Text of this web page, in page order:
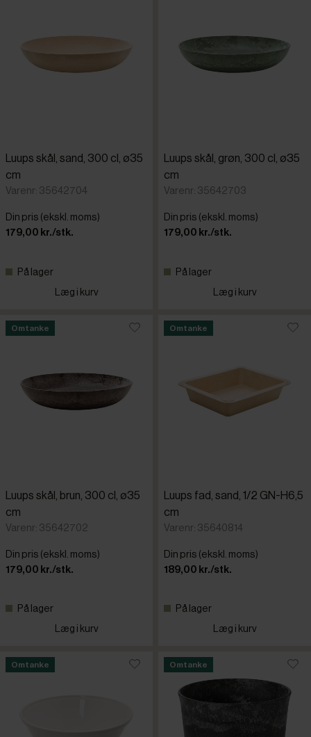
Luups skål, sand, 300 cl, ø35
cm
Varenr: 35642704
Din pris (ekskl. moms)
179,00 kr./stk.
På lager
Læg i kurv
Luups skål, grøn, 300 cl, ø35
cm
Varenr: 35642703
Din pris (ekskl. moms)
179,00 kr./stk.
På lager
Læg i kurv
Omtanke
Luups skål, brun, 300 cl, ø35
cm
Varenr: 35642702
Din pris (ekskl. moms)
179,00 kr./stk.
På lager
Læg i kurv
Omtanke
Luups fad, sand, 1/2 GN-H6,5
cm
Varenr: 35640814
Din pris (ekskl. moms)
189,00 kr./stk.
På lager
Læg i kurv
Omtanke Omtanke